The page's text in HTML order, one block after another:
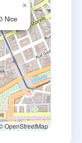
Nice
×
OpenStreetMap